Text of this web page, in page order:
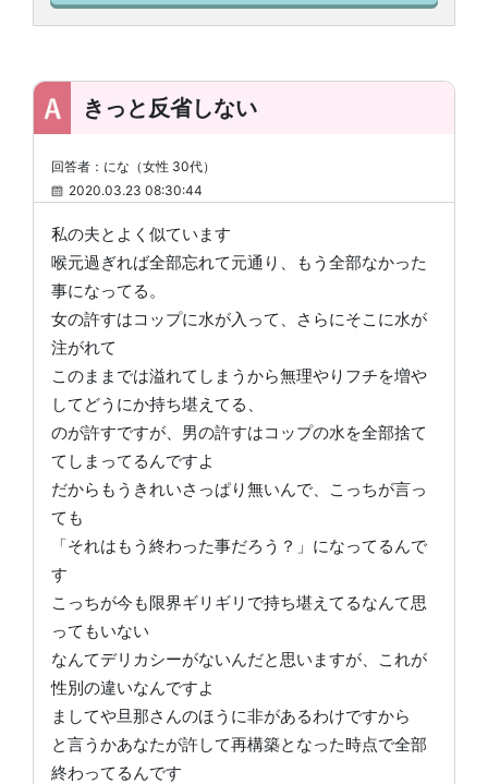
きっと反省しない
回答者：にな（女性 30代）
2020.03.23 08:30:44
私の夫とよく似ています
喉元過ぎれば全部忘れて元通り、もう全部なかった
事になってる。
女の許すはコップに水が入って、さらにそこに水が
注がれて
このままでは溢れてしまうから無理やりフチを増や
してどうにか持ち堪えてる、
のが許すですが、男の許すはコップの水を全部捨て
てしまってるんですよ
だからもうきれいさっぱり無いんで、こっちが言っ
ても
「それはもう終わった事だろう？」になってるんで
す
こっちが今も限界ギリギリで持ち堪えてるなんて思
ってもいない
なんてデリカシーがないんだと思いますが、これが
性別の違いなんですよ
ましてや旦那さんのほうに非があるわけですから
と言うかあなたが許して再構築となった時点で全部
終わってるんです